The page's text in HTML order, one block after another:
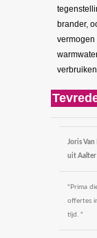
brander,
vermogen
Joris Van
uit Aalter
"Prima
offertes
tijd. "